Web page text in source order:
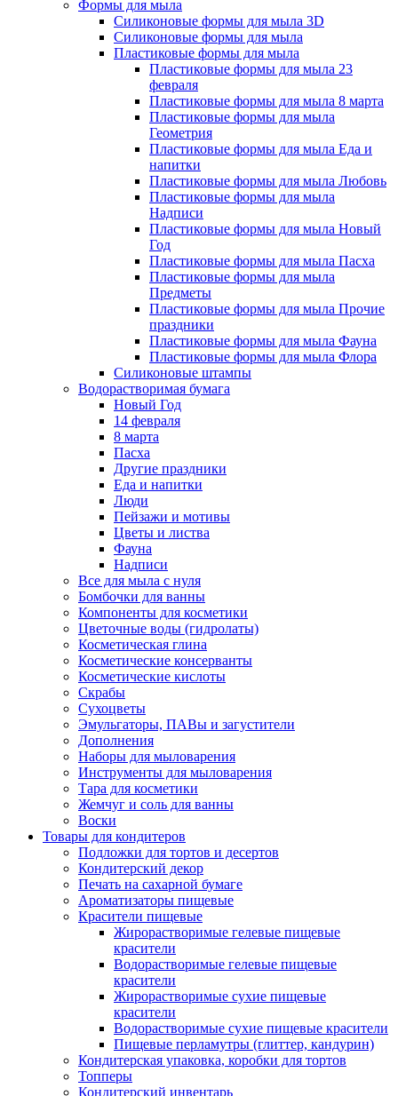
Формы для мыла
Силиконовые формы для мыла 3D
Силиконовые формы для мыла
Пластиковые формы для мыла
Пластиковые формы для мыла 23
февраля
Пластиковые формы для мыла 8 марта
Пластиковые формы для мыла
Геометрия
Пластиковые формы для мыла Еда и
напитки
Пластиковые формы для мыла Любовь
Пластиковые формы для мыла
Надписи
Пластиковые формы для мыла Новый
Год
Пластиковые формы для мыла Пасха
Пластиковые формы для мыла
Предметы
Пластиковые формы для мыла Прочие
праздники
Пластиковые формы для мыла Фауна
Пластиковые формы для мыла Флора
Силиконовые штампы
Водорастворимая бумага
Новый Год
14 февраля
8 марта
Пасха
Другие праздники
Еда и напитки
Люди
Пейзажи и мотивы
Цветы и листва
Фауна
Надписи
Все для мыла с нуля
Бомбочки для ванны
Компоненты для косметики
Цветочные воды (гидролаты)
Косметическая глина
Косметические консерванты
Косметические кислоты
Скрабы
Сухоцветы
Эмульгаторы, ПАВы и загустители
Дополнения
Наборы для мыловарения
Инструменты для мыловарения
Тара для косметики
Жемчуг и соль для ванны
Воски
Товары для кондитеров
Подложки для тортов и десертов
Кондитерский декор
Печать на сахарной бумаге
Ароматизаторы пищевые
Красители пищевые
Жирорастворимые гелевые пищевые
красители
Водорастворимые гелевые пищевые
красители
Жирорастворимые сухие пищевые
красители
Водорастворимые сухие пищевые красители
Пищевые перламутры (глиттер, кандурин)
Кондитерская упаковка, коробки для тортов
Топперы
Кондитерский инвентарь